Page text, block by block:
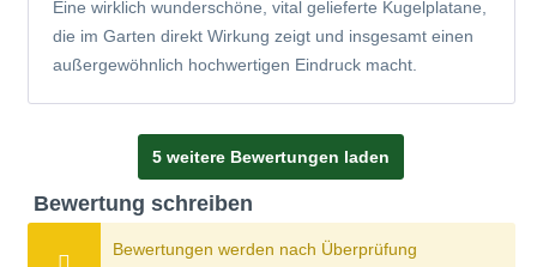
Eine wirklich wunderschöne, vital gelieferte Kugelplatane,
die im Garten direkt Wirkung zeigt und insgesamt einen
außergewöhnlich hochwertigen Eindruck macht.
5 weitere Bewertungen laden
Bewertung schreiben
Bewertungen werden nach Überprüfung